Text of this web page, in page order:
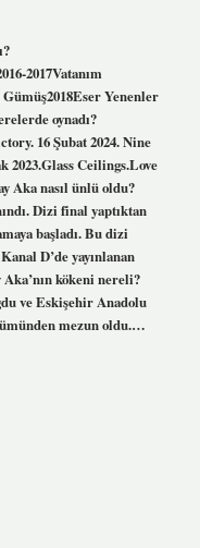
2017Vatanım
Yenenler
oynadı?
16 Şubat 2024. Nine
2023.Glass Ceilings.Love
Aka nasıl ünlü oldu?
Dizi final yaptıktan
başladı. Bu dizi
D’de yayınlanan
kökeni nereli?
ve Eskişehir Anadolu
mezun oldu.…